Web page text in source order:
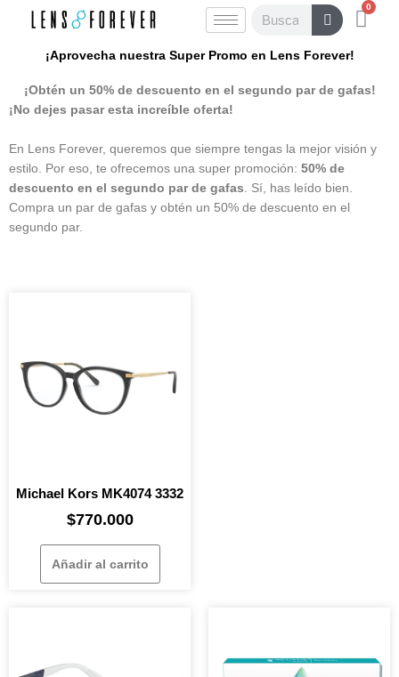
contenido
Buscar 0
¡Aprovecha nuestra Super Promo en Lens Forever!
¡Obtén un 50% de descuento en el segundo par de gafas!
¡No dejes pasar esta increíble oferta!
En Lens Forever, queremos que siempre tengas la mejor visión y
estilo. Por eso, te ofrecemos una super promoción: 50% de
descuento en el segundo par de gafas . Sí, has leído bien.
Compra un par de gafas y obtén un 50% de descuento en el
segundo par.
Michael Kors MK4074 3332
$770.000
Añadir al carrito